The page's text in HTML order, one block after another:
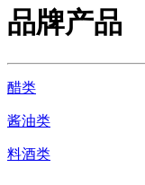
品牌产品
醋类
酱油类
料酒类